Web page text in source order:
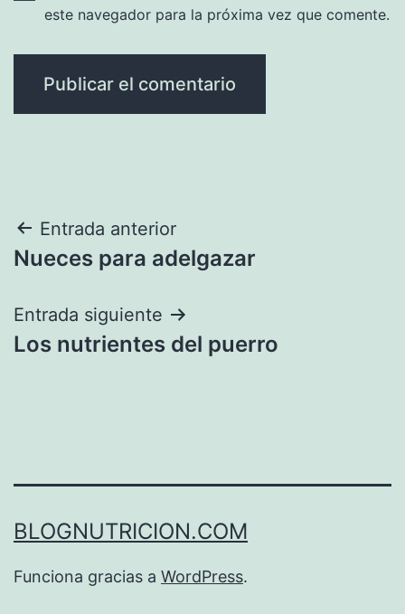
este navegador para la próxima vez que comente.
Navegación
de
entradas
Entrada anterior
Nueces para adelgazar
Entrada siguiente
Los nutrientes del puerro
BLOGNUTRICION.COM
Funciona gracias a WordPress.